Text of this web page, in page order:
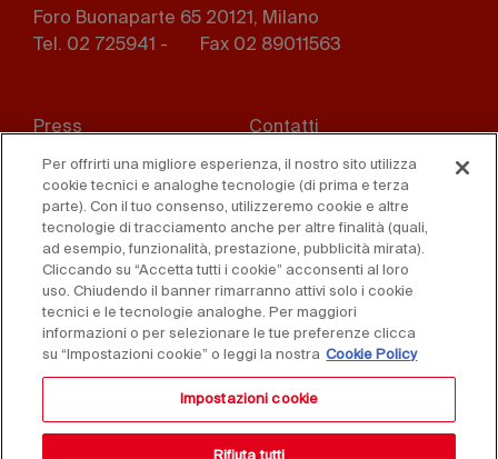
Foro Buonaparte 65 20121, Milano
Tel. 02 725941 -
Fax 02 89011563
menu
Press Contatti
Whistleblowing Privacy
Disclaimer D. Lgs. 231/01
Cookies Condizioni di vendita
accessibilità
Per offrirti una migliore esperienza, il nostro sito utilizza
cookie tecnici e analoghe tecnologie (di prima e terza
parte). Con il tuo consenso, utilizzeremo cookie e altre
tecnologie di tracciamento anche per altre finalità (quali,
ad esempio, funzionalità, prestazione, pubblicità mirata).
Cliccando su “Accetta tutti i cookie” acconsenti al loro
uso. Chiudendo il banner rimarranno attivi solo i cookie
tecnici e le tecnologie analoghe. Per maggiori
informazioni o per selezionare le tue preferenze clicca
su “Impostazioni cookie” o leggi la nostra Cookie Policy
Impostazioni cookie